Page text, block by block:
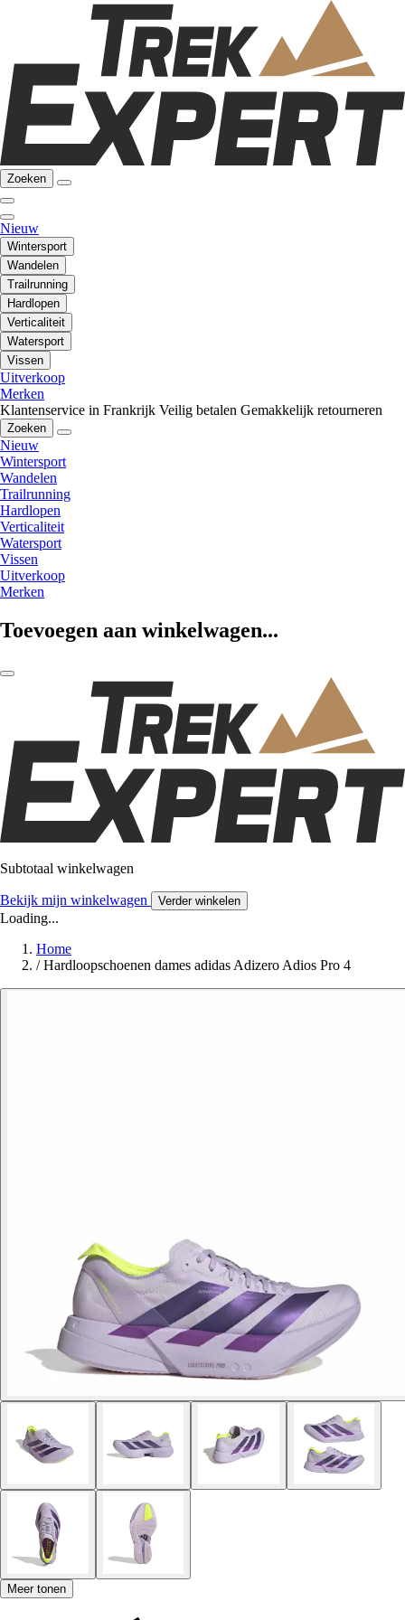
Zoeken
Nieuw
Wintersport
Wandelen
Trailrunning
Hardlopen
Verticaliteit
Watersport
Vissen
Uitverkoop
Merken
Klantenservice in Frankrijk Veilig betalen Gemakkelijk retourneren
Zoeken
Nieuw
Wintersport
Wandelen
Trailrunning
Hardlopen
Verticaliteit
Watersport
Vissen
Uitverkoop
Merken
Toevoegen aan winkelwagen...
Subtotaal winkelwagen
Bekijk mijn winkelwagen Verder winkelen
Loading...
Home
/ Hardloopschoenen dames adidas Adizero Adios Pro 4
Meer tonen